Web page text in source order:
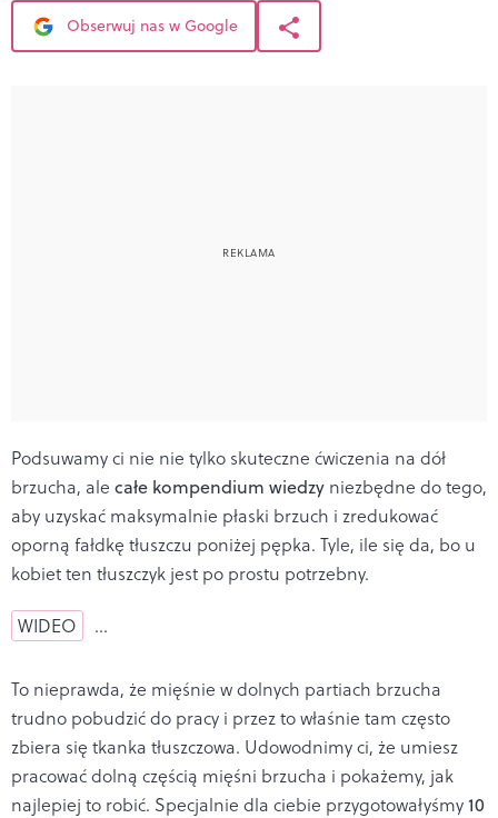
Obserwuj nas w Google
Podsuwamy ci nie nie tylko skuteczne ćwiczenia na dół
brzucha, ale całe kompendium wiedzy niezbędne do tego,
aby uzyskać maksymalnie płaski brzuch i zredukować
oporną fałdkę tłuszczu poniżej pępka. Tyle, ile się da, bo u
kobiet ten tłuszczyk jest po prostu potrzebny.
WIDEO …
To nieprawda, że mięśnie w dolnych partiach brzucha
trudno pobudzić do pracy i przez to właśnie tam często
zbiera się tkanka tłuszczowa. Udowodnimy ci, że umiesz
pracować dolną częścią mięśni brzucha i pokażemy, jak
najlepiej to robić. Specjalnie dla ciebie przygotowałyśmy 10